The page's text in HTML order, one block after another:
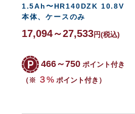
1.5Ah〜HR140DZK 10.8V
本体、ケースのみ
17,094～27,533円(税込)
466～750 ポイント付き
（※ ３%ポイント付き）